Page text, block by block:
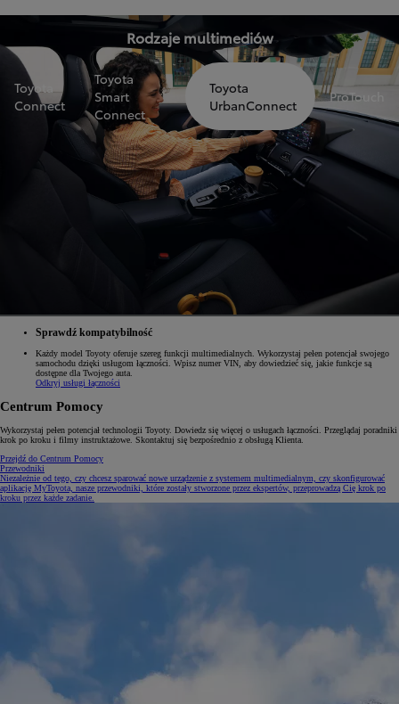
Rodzaje multimediów
Toyota
Connect
Toyota
Smart
Connect
Toyota
UrbanConnect
ProTouch
Sprawdź kompatybilność
Każdy model Toyoty oferuje szereg funkcji multimedialnych. Wykorzystaj pełen potencjał swojego
samochodu dzięki usługom łączności. Wpisz numer VIN, aby dowiedzieć się, jakie funkcje są
dostępne dla Twojego auta.
Odkryj usługi łączności
Centrum Pomocy
Wykorzystaj pełen potencjał technologii Toyoty. Dowiedz się więcej o usługach łączności. Przeglądaj poradniki
krok po kroku i filmy instruktażowe. Skontaktuj się bezpośrednio z obsługą Klienta.
Przejdź do Centrum Pomocy
Przewodniki
Niezależnie od tego, czy chcesz sparować nowe urządzenie z systemem multimedialnym, czy skonfigurować
aplikację MyToyota, nasze przewodniki, które zostały stworzone przez ekspertów, przeprowadzą Cię krok po
kroku przez każde zadanie.